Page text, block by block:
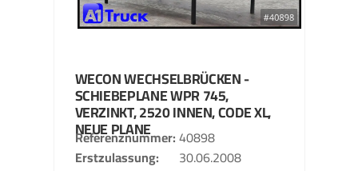
WECONWECHSELBRÜCKEN -
SCHIEBEPLANEWPR 745,
VERZINKT, 2520 INNEN, CODE XL,
NEUE PLANE
Referenznummer 40898
Erstzulassung
30.06.2008